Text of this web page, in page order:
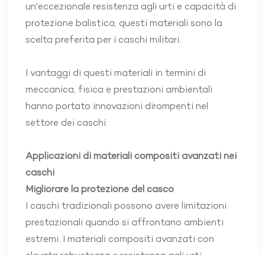
un'eccezionale resistenza agli urti e capacità di
protezione balistica, questi materiali sono la
scelta preferita per i caschi militari.
I vantaggi di questi materiali in termini di
meccanica, fisica e prestazioni ambientali
hanno portato innovazioni dirompenti nel
settore dei caschi.
Applicazioni di materiali compositi avanzati nei
caschi
Migliorare la protezione del casco
I caschi tradizionali possono avere limitazioni
prestazionali quando si affrontano ambienti
estremi. I materiali compositi avanzati con